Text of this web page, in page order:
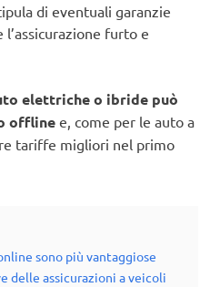
di eventuali garanzie
furto e
elettriche o ibride può
offline e, come per le auto a
tariffe migliori nel primo
sono più vantaggiose
delle assicurazioni a veicoli